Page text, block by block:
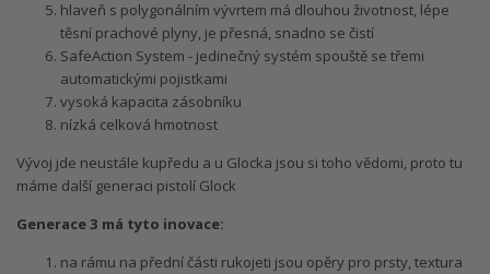
hlaveň s polygonálním vývrtem má dlouhou životnost, lépe
těsní prachové plyny, je přesná, snadno se čistí
SafeAction System - jedinečný systém spouště se třemi
automatickými pojistkami
vysoká kapacita zásobníku
nízká celková hmotnost
Vývoj jde neustále kupředu a u Glocka jsou si toho vědomi, proto tu
máme další generaci pistolí Glock
Generace 3 má tyto inovace:
na rámu na přední části rukojeti jsou opěry pro prsty, textura